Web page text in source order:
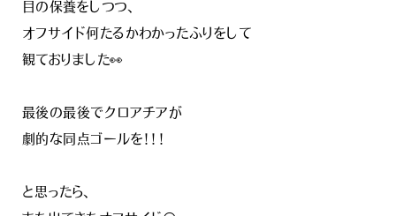
目の保養をしつつ、
オフサイド何たるかわかったふりをして
観ておりました👀
最後の最後でクロアチアが
劇的な同点ゴールを！！！
と思ったら、